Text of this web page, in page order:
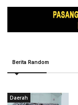
Berita Random
Daerah